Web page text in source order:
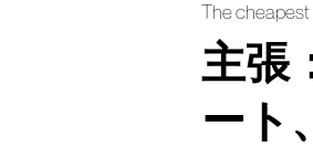
The cheapest
主張
ート